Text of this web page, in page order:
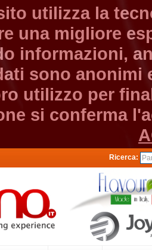
utilizza la
una migliore
informazioni,
sono anonimi
utilizzo per
si conferma
Ricerca: